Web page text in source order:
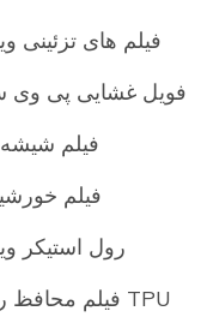
فیلم های تزئینی
فویل غشایی پی
فیلم
فیلم
رول استیکر
فیلم محافظ رنگ TPU